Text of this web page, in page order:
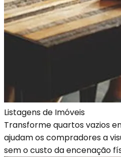
Listagens de Imóveis
Transforme quartos vazios
ajudam os compradores a
sem o custo da encenação